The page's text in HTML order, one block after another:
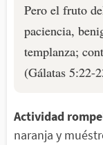
Pero el fruto
paciencia,
templanza;
(Gálatas 5:22-
Actividad
naranja y